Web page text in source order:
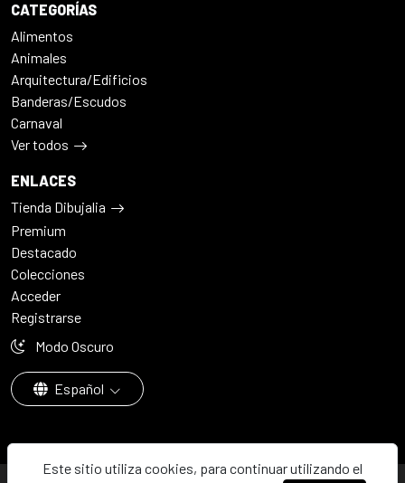
Este sitio utiliza cookies, para continuar utilizando el
CATEGORÍAS
Alimentos
Animales
Arquitectura/Edificios
Banderas/Escudos
Carnaval
Ver todos
ENLACES
Tienda Dibujalia
Premium
Destacado
Colecciones
Acceder
Registrarse
Modo Oscuro
Español